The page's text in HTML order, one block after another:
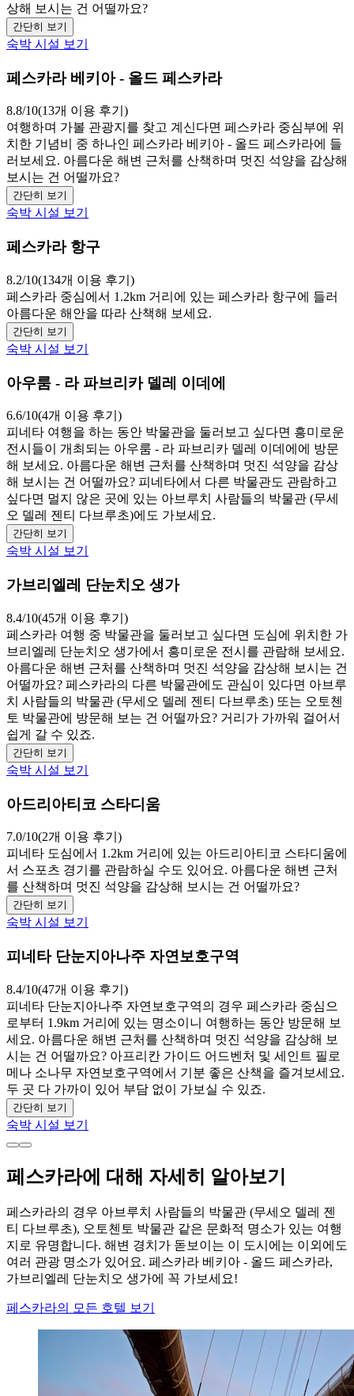
상해 보시는 건 어떨까요?
간단히 보기
숙박 시설 보기
페스카라 베키아 - 올드 페스카라
8.8/10(13개 이용 후기)
여행하며 가볼 관광지를 찾고 계신다면 페스카라 중심부에 위
치한 기념비 중 하나인 페스카라 베키아 - 올드 페스카라에 들
러보세요. 아름다운 해변 근처를 산책하며 멋진 석양을 감상해
보시는 건 어떨까요?
간단히 보기
숙박 시설 보기
페스카라 항구
8.2/10(134개 이용 후기)
페스카라 중심에서 1.2km 거리에 있는 페스카라 항구에 들러
아름다운 해안을 따라 산책해 보세요.
간단히 보기
숙박 시설 보기
아우룸 - 라 파브리카 델레 이데에
6.6/10(4개 이용 후기)
피네타 여행을 하는 동안 박물관을 둘러보고 싶다면 흥미로운
전시들이 개최되는 아우룸 - 라 파브리카 델레 이데에에 방문
해 보세요. 아름다운 해변 근처를 산책하며 멋진 석양을 감상
해 보시는 건 어떨까요? 피네타에서 다른 박물관도 관람하고
싶다면 멀지 않은 곳에 있는 아브루치 사람들의 박물관 (무세
오 델레 젠티 다브루초)에도 가보세요.
간단히 보기
숙박 시설 보기
가브리엘레 단눈치오 생가
8.4/10(45개 이용 후기)
페스카라 여행 중 박물관을 둘러보고 싶다면 도심에 위치한 가
브리엘레 단눈치오 생가에서 흥미로운 전시를 관람해 보세요.
아름다운 해변 근처를 산책하며 멋진 석양을 감상해 보시는 건
어떨까요? 페스카라의 다른 박물관에도 관심이 있다면 아브루
치 사람들의 박물관 (무세오 델레 젠티 다브루초) 또는 오토첸
토 박물관에 방문해 보는 건 어떨까요? 거리가 가까워 걸어서
쉽게 갈 수 있죠.
간단히 보기
숙박 시설 보기
아드리아티코 스타디움
7.0/10(2개 이용 후기)
피네타 도심에서 1.2km 거리에 있는 아드리아티코 스타디움에
서 스포츠 경기를 관람하실 수도 있어요. 아름다운 해변 근처
를 산책하며 멋진 석양을 감상해 보시는 건 어떨까요?
간단히 보기
숙박 시설 보기
피네타 단눈지아나주 자연보호구역
8.4/10(47개 이용 후기)
피네타 단눈지아나주 자연보호구역의 경우 페스카라 중심으
로부터 1.9km 거리에 있는 명소이니 여행하는 동안 방문해 보
세요. 아름다운 해변 근처를 산책하며 멋진 석양을 감상해 보
시는 건 어떨까요? 아프리칸 가이드 어드벤처 및 세인트 필로
메나 소나무 자연보호구역에서 기분 좋은 산책을 즐겨보세요.
두 곳 다 가까이 있어 부담 없이 가보실 수 있죠.
간단히 보기
숙박 시설 보기
페스카라에 대해 자세히 알아보기
페스카라의 경우 아브루치 사람들의 박물관 (무세오 델레 젠
티 다브루초), 오토첸토 박물관 같은 문화적 명소가 있는 여행
지로 유명합니다. 해변 경치가 돋보이는 이 도시에는 이외에도
여러 관광 명소가 있어요. 페스카라 베키아 - 올드 페스카라,
가브리엘레 단눈치오 생가에 꼭 가보세요!
페스카라의 모든 호텔 보기